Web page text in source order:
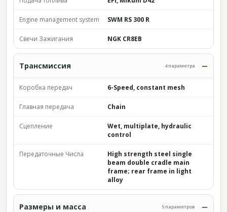
Engine management system SWM RS 300 R
Свечи Зажигания NGK CR8EB
Трансмиссия 4 параметра
Коробка передач 6-Speed, constant mesh
Главная передача Chain
Сцепление
Wet, multiplate, hydraulic
control
Передаточные Числа
High strength steel single
beam double cradle main
frame; rear frame in light
alloy
Размеры и масса 5 параметров